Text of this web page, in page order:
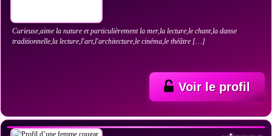
Curieuse,aime la nature et particulièrement la mer,la lecture,le chant,la danse
traditionnelle,la lecture,l'art,l'architecture,le cinéma,le théâtre […]
Voir le profil